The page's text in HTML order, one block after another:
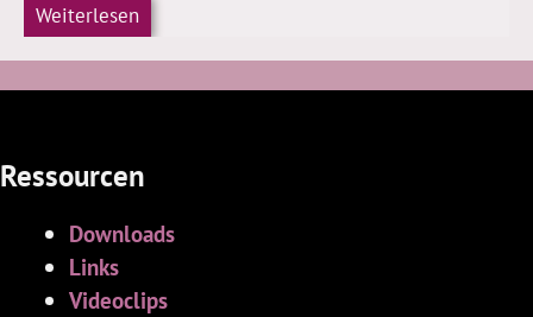
Weiterlesen
Ressourcen
Downloads
Links
Videoclips